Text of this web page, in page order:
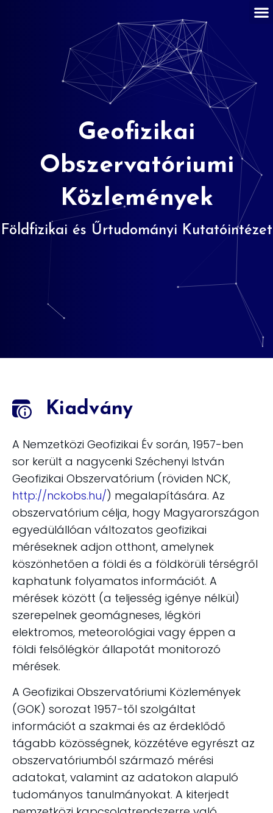
Geofizikai
Obszervatóriumi
Közlemények
Földfizikai és Űrtudományi Kutatóintézet
Kiadvány
A Nemzetközi Geofizikai Év során, 1957-ben
sor került a nagycenki Széchenyi István
Geofizikai Obszervatórium (röviden NCK,
http://nckobs.hu/) megalapítására. Az
obszervatórium célja, hogy Magyarországon
egyedülállóan változatos geofizikai
méréseknek adjon otthont, amelynek
köszönhetően a földi és a földkörüli térségről
kaphatunk folyamatos információt. A
mérések között (a teljesség igénye nélkül)
szerepelnek geomágneses, légköri
elektromos, meteorológiai vagy éppen a
földi felsőlégkör állapotát monitorozó
mérések.
A Geofizikai Obszervatóriumi Közlemények
(GOK) sorozat 1957-től szolgáltat
információt a szakmai és az érdeklődő
tágabb közösségnek, közzétéve egyrészt az
obszervatóriumból származó mérési
adatokat, valamint az adatokon alapuló
tudományos tanulmányokat. A kiterjedt